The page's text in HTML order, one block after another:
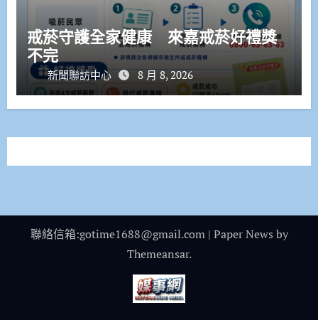
戒菸守護全家健康 來嘉戒菸好禮獎
不完
新聞聯訪中心 8 月 8, 2026
聯絡信箱:gotime1688@gmail.com | Paper News by
Themeansar.